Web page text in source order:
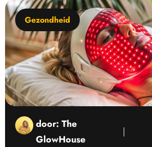
Gezondheid
door: The
GlowHouse